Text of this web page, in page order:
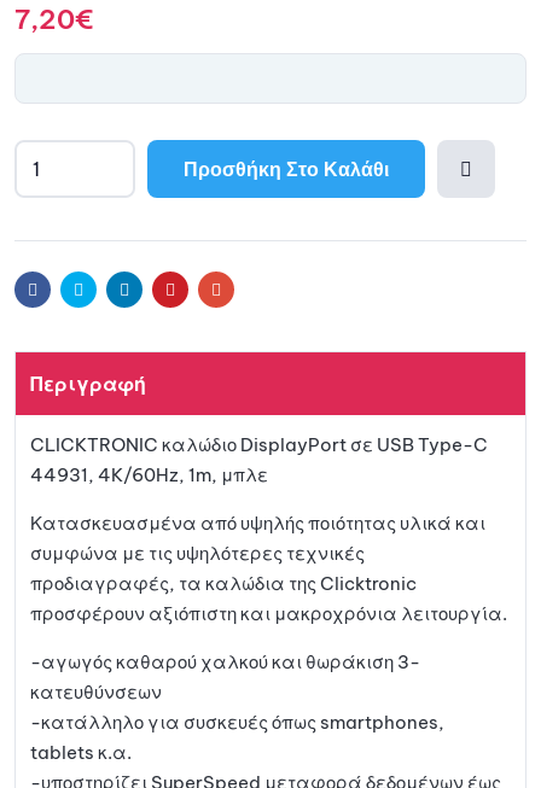
7,20€
Προσθήκη Στο Καλάθι
αγαπη
μένων
FacebookTwitter LinkedinPinterestEmail
Περιγραφή
CLICKTRONIC καλώδιο DisplayPort σε USB Type-C
44931, 4K/60Hz, 1m, μπλε
Κατασκευασμένα από υψηλής ποιότητας υλικά και
συμφώνα με τις υψηλότερες τεχνικές
προδιαγραφές, τα καλώδια της Clicktronic
προσφέρουν αξιόπιστη και μακροχρόνια λειτουργία.
-αγωγός καθαρού χαλκού και θωράκιση 3-
κατευθύνσεων
-κατάλληλο για συσκευές όπως smartphones,
tablets κ.α.
-υποστηρίζει SuperSpeed μεταφορά δεδομένων έως